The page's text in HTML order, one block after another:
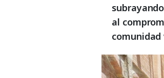
al
comunidad